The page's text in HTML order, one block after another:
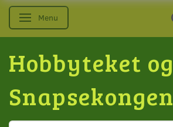
Skifte navigation
Menu
Hobbyteket og
Snapsekongen